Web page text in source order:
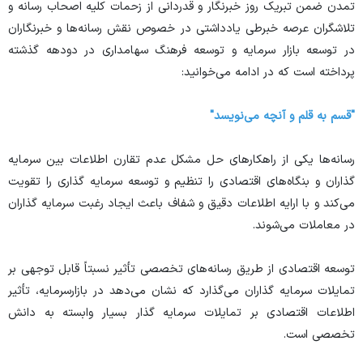
تمدن ضمن تبریک روز خبرنگار و قدردانی از زحمات کلیه اصحاب رسانه و
تلاشگران عرصه خبرطی یادداشتی در خصوص نقش رسانه‌ها و خبرنگاران
در توسعه بازار سرمایه و توسعه فرهنگ سهامداری در دودهه گذشته
پرداخته است که در ادامه می‌خوانید:
"قسم به قلم و آنچه می‌نویسد"
رسانه‌ها یکی از راهکار‌های حل مشکل عدم تقارن اطلاعات بین سرمایه
گذاران و بنگاه‌های اقتصادی را تنظیم و توسعه سرمایه گذاری را تقویت
می‌کند و با ارایه اطلاعات دقیق و شفاف باعث ایجاد رغبت سرمایه گذاران
در معاملات می‌شوند.
توسعه اقتصادی از طریق رسانه‌های تخصصی تأثیر نسبتاً قابل توجهی بر
تمایلات سرمایه گذاران می‌گذارد که نشان می‌دهد در بازارسرمایه، تأثیر
اطلاعات اقتصادی بر تمایلات سرمایه گذار بسیار وابسته به دانش
تخصصی است.